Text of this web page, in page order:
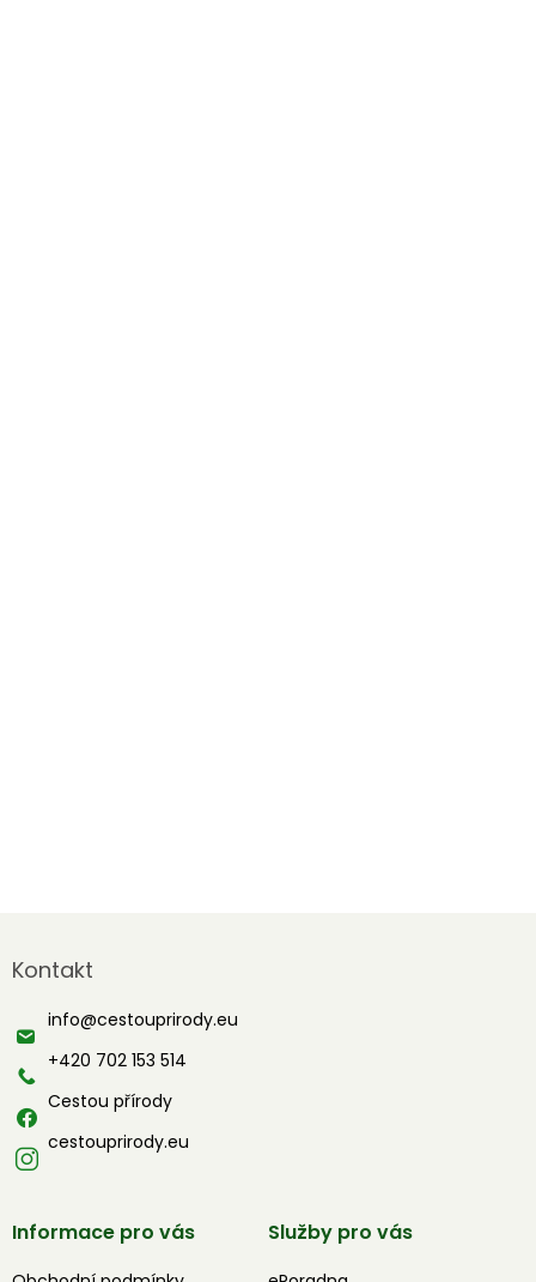
p
t
Kontakt
info@cestouprirody.eu
+420 702 153 514
Cestou přírody
cestouprirody.eu
Informace pro vás Služby pro vás